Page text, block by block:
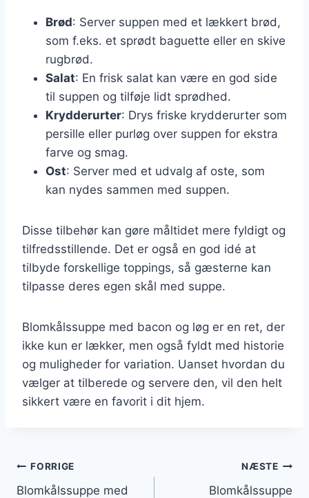
Brød: Server suppen med et lækkert brød,
som f.eks. et sprødt baguette eller en skive
rugbrød.
Salat: En frisk salat kan være en god side
til suppen og tilføje lidt sprødhed.
Krydderurter: Drys friske krydderurter som
persille eller purløg over suppen for ekstra
farve og smag.
Ost: Server med et udvalg af oste, som
kan nydes sammen med suppen.
Disse tilbehør kan gøre måltidet mere fyldigt og
tilfredsstillende. Det er også en god idé at
tilbyde forskellige toppings, så gæsterne kan
tilpasse deres egen skål med suppe.
Blomkålssuppe med bacon og løg er en ret, der
ikke kun er lækker, men også fyldt med historie
og muligheder for variation. Uanset hvordan du
vælger at tilberede og servere den, vil den helt
sikkert være en favorit i dit hjem.
Indlægsnavigation
FORRIGE
Blomkålssuppe med
NÆSTE
Blomkålssuppe